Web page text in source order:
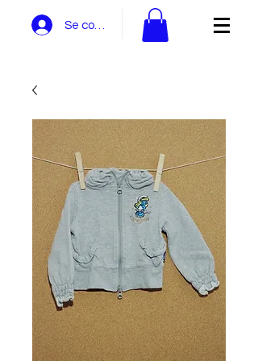
Se connecter